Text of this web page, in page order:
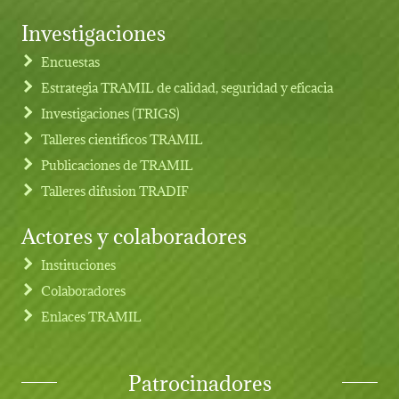
Footer menu
Investigaciones
Encuestas
Estrategia TRAMIL de calidad, seguridad y eficacia
Investigaciones (TRIGS)
Talleres cientificos TRAMIL
Publicaciones de TRAMIL
Talleres difusion TRADIF
Actores y colaboradores
Instituciones
Colaboradores
Enlaces TRAMIL
Patrocinadores